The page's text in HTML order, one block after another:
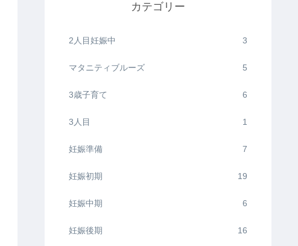
カテゴリー
2人目妊娠中 3
マタニティブルーズ 5
3歳子育て 6
3人目 1
妊娠準備 7
妊娠初期 19
妊娠中期 6
妊娠後期 16